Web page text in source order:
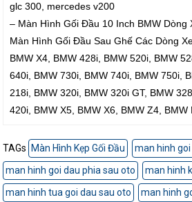
glc 300, mercedes v200
– Màn Hình Gối Đầu 10 Inch BMW Dòng
Màn Hình Gối Đầu Sau Ghế Các Dòng
BMW X4, BMW 428i, BMW 520i, BMW
640i, BMW 730i, BMW 740i, BMW 750i,
218i, BMW 320i, BMW 320i GT, BMW
420i, BMW X5, BMW X6, BMW Z4, BMW
TAGs Màn Hình Kẹp Gối Đầu
man hinh
man hinh goi dau phia sau oto
man hinh
man hinh tua goi dau sau oto
man hinh